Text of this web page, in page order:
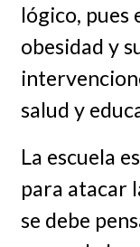
lógico, pues
obesidad y
salud y
La escuela
para atacar
se debe